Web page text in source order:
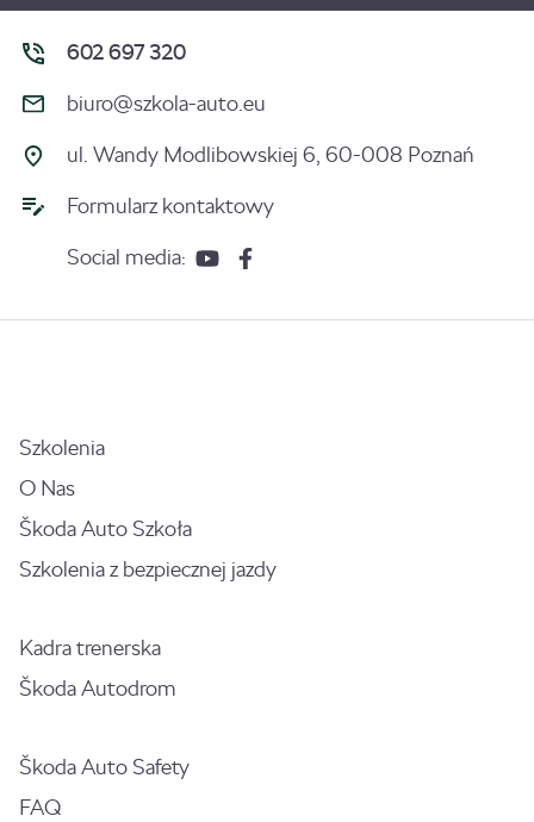
602 697 320
biuro@szkola-auto.eu
ul. Wandy Modlibowskiej 6, 60-008 Poznań
Formularz kontaktowy
Social media:
Szkolenia
O Nas
Škoda Auto Szkoła
Szkolenia z bezpiecznej jazdy
Kadra trenerska
Škoda Autodrom
Škoda Auto Safety
FAQ